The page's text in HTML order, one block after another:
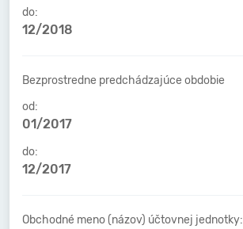
do:
12/2018
Bezprostredne predchádzajúce obdobie
od:
01/2017
do:
12/2017
Obchodné meno (názov) účtovnej jednotky: